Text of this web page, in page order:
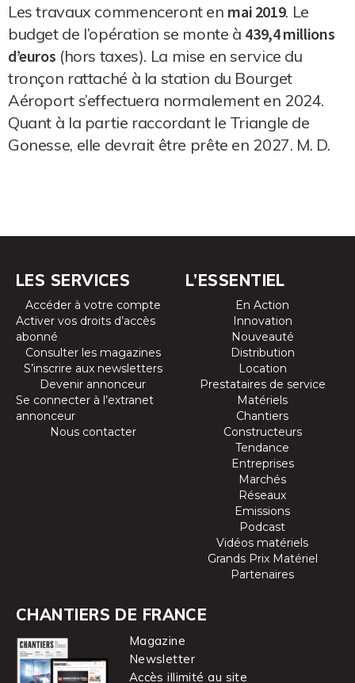
Les travaux commenceront en mai 2019. Le
budget de l’opération se monte à 439,4 millions
d’euros (hors taxes). La mise en service du
tronçon rattaché à la station du Bourget
Aéroport s’effectuera normalement en 2024.
Quant à la partie raccordant le Triangle de
Gonesse, elle devrait être prête en 2027. M. D.
LES SERVICES
Accéder à votre compte
Activer vos droits d’accès
abonné
Consulter les magazines
S’inscrire aux newsletters
Devenir annonceur
Se connecter à l’extranet
annonceur
Nous contacter
L’ESSENTIEL
En Action
Innovation
Nouveauté
Distribution
Location
Prestataires de service
Matériels
Chantiers
Constructeurs
Tendance
Entreprises
Marchés
Réseaux
Emissions
Podcast
Vidéos matériels
Grands Prix Matériel
Partenaires
CHANTIERS DE FRANCE
Magazine
Newsletter
Accès illimité au site